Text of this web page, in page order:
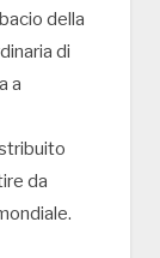
della
di
a
da